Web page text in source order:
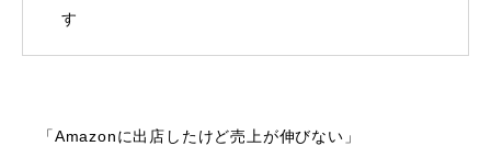
す
「Amazonに出店したけど売上が伸びない」